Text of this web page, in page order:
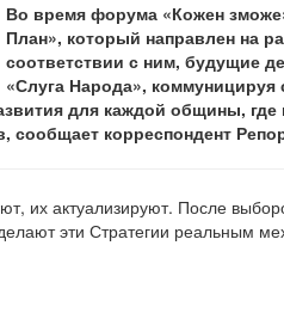
Во время форума «Кожен
План», который направлен на
соответствии с ним, будущие
«Слуга Народа»,
для каждой общины,
сообщает корреспондент
их актуализируют. После
эти Стратегии реальным